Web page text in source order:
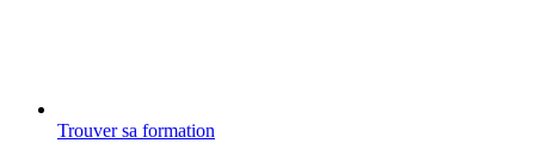
Trouver sa formation